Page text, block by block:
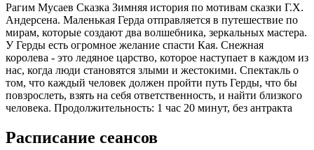
Рагим Мусаев Сказка Зимняя история по мотивам сказки Г.Х.
Андерсена. Маленькая Герда отправляется в путешествие по
мирам, которые создают два волшебника, зеркальных мастера.
У Герды есть огромное желание спасти Кая. Снежная
королева - это ледяное царство, которое наступает в каждом из
нас, когда люди становятся злыми и жестокими. Спектакль о
том, что каждый человек должен пройти путь Герды, что бы
повзрослеть, взять на себя ответственность, и найти близкого
человека. Продолжительность: 1 час 20 минут, без антракта
Расписание сеансов